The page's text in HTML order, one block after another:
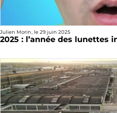
Julien Morin, le 29 juin 2025
2025 : l’année des lunettes